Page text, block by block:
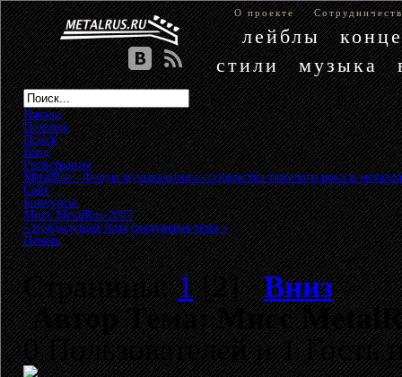
О проекте
лейблы
стили
музыка
Начало
Помощь
Поиск
Вход
Регистрация
MetalRus - Форум музыкального сообщества тяжелого рока и металла
Сайт»
Конкурсы»
Мисс MetalRus-2007
« предыдущая тема следующая тема »
Печать
Страницы:1[2]Вниз
АвторТема: Мисс
0 Пользователей и 1 Гость